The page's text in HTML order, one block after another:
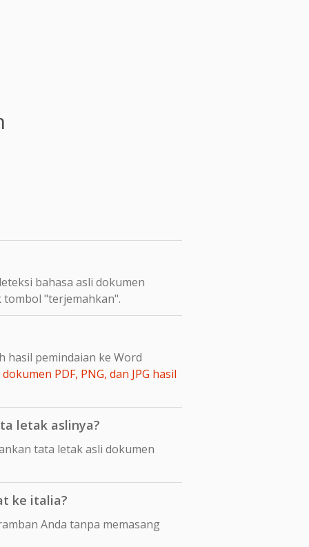
bahasa asli dokumen
tombol "terjemahkan".
hasil pemindaian ke Word
PDF, PNG, dan JPG hasil
letak aslinya?
tata letak asli dokumen
ke italia?
Anda tanpa memasang